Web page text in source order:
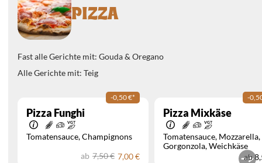
PIZZA
Fast alle Gerichte mit: Gouda & Oregano
Alle Gerichte mit: Teig
-0,50 €*
Pizza Funghi
Tomatensauce Champignons
ab 7,50 € 7,00 €
-
Pizza Mixkäse
Tomatensauce Mozzarella
Gorgonzola Weichkäse
ab